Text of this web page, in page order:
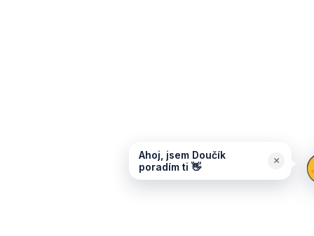
Ahoj, jsem Doučík
poradím ti 👋
×